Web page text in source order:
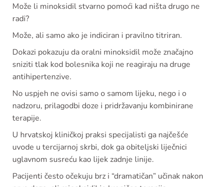
Može li minoksidil stvarno pomoći kad ništa drugo ne
radi?
Može, ali samo ako je indiciran i pravilno titriran.
Dokazi pokazuju da oralni minoksidil može značajno
sniziti tlak kod bolesnika koji ne reagiraju na druge
antihipertenzive.
No uspjeh ne ovisi samo o samom lijeku, nego i o
nadzoru, prilagodbi doze i pridržavanju kombinirane
terapije.
U hrvatskoj kliničkoj praksi specijalisti ga najčešće
uvode u tercijarnoj skrbi, dok ga obiteljski liječnici
uglavnom susreću kao lijek zadnje linije.
Pacijenti često očekuju brz i “dramatičan” učinak nakon